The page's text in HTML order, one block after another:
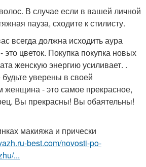
В случае если в вашей личной
пауза, сходите к стилисту.
всегда должна исходить аура
это цветок. Покупка покупка новых
женскую энергию усиливает. .
уверены в своей
женщина - это самое прекрасное,
Вы прекрасны! Вы обаятельны!
макияжа и прически
best.com/novosti-po-
...